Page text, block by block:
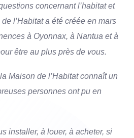
concernant l’habitat et
l’Habitat a été créée en mars
à Oyonnax, à Nantua et à
être au plus près de vous.
Maison de l’Habitat connaît un
personnes ont pu en
installer, à louer, à acheter, si